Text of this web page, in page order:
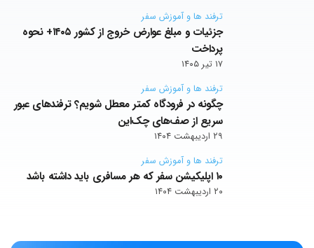
ترفند ها و آموزش سفر
جزئیات و مبلغ عوارض خروج از کشور ۱۴۰۵+ نحوه
پرداخت
۱۷ تیر ۱۴۰۵
ترفند ها و آموزش سفر
چگونه در فرودگاه کمتر معطل شویم؟ ترفندهای عبور
سریع از صف‌های چک‌این
۲۹ اردیبهشت ۱۴۰۴
ترفند ها و آموزش سفر
۱۰ اپلیکیشن سفر که هر مسافری باید داشته باشد
۲۰ اردیبهشت ۱۴۰۴